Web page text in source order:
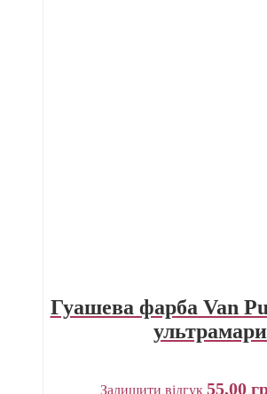
Гуашева фарба Van
Залишити відгук 55,00